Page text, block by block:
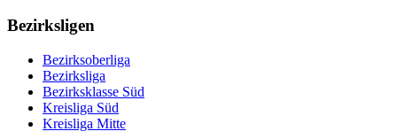
Bezirksligen
Bezirksoberliga
Bezirksliga
Bezirksklasse Süd
Kreisliga Süd
Kreisliga Mitte